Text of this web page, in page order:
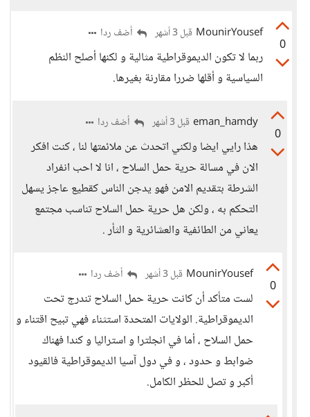
0
MounirYousef قبل 3 أشهر أضف ردا
ربما لا تكون الديموقراطية مثالية و لكنها أصلح النظم
السياسية و أقلها ضررا مقارنة بغيرها.
0
eman_hamdy قبل 3 أشهر أضف ردا
هذا رايي ايضا ولكني اتحدث عن ملائمتها لنا ، كنت افكر
الان في مسالة حرية حمل السلاح ، انا لا احب انفراد
الشرطة بتقديم الامن فهو يدجن الناس كقطيع عاجز يسهل
التحكم به ، ولكن هل حرية حمل السلاح تناسب مجتمع
يعاني من الطائفية والعشائرية و الثأر .
0
MounirYousef قبل 3 أشهر أضف ردا
لست متأكد أن كانت حرية حمل السلاح تندرج تحت
الديموقراطية. الولايات المتحدة استثناء فهي تبيح اقتناء و
حمل السلاح ، أما في انجلترا و استراليا و كندا فهناك
ضوابط و حدود ، و في دول آسيا الديموقراطية فالقيود
أكبر و تصل للحظر الكامل.